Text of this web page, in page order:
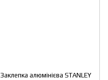
Заклепка алюмінієва STANLEY